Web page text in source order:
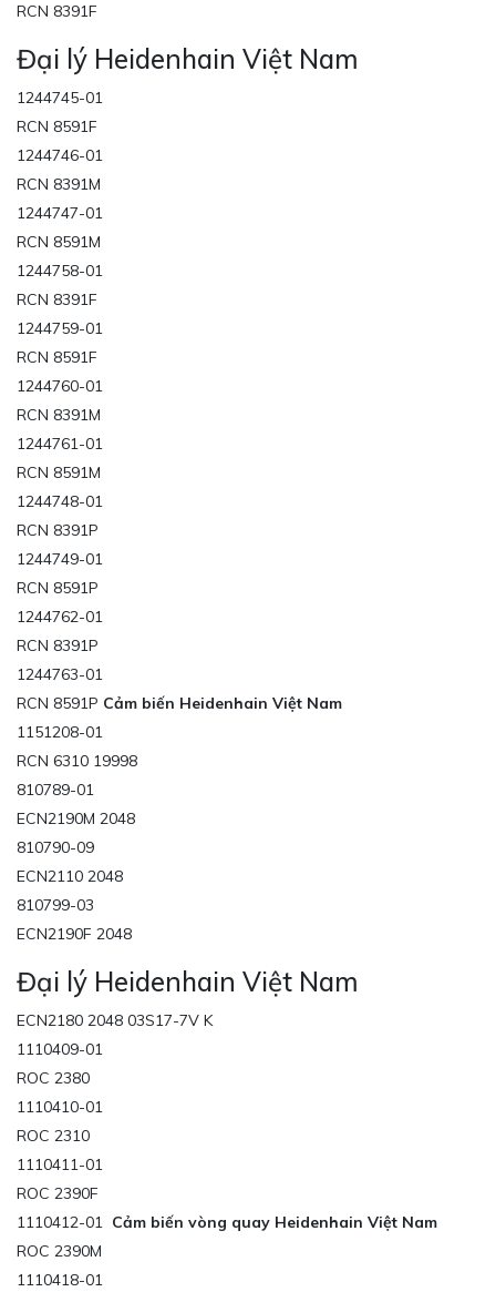
RCN 8391F
Đại lý Heidenhain Việt Nam
1244745-01
RCN 8591F
1244746-01
RCN 8391M
1244747-01
RCN 8591M
1244758-01
RCN 8391F
1244759-01
RCN 8591F
1244760-01
RCN 8391M
1244761-01
RCN 8591M
1244748-01
RCN 8391P
1244749-01
RCN 8591P
1244762-01
RCN 8391P
1244763-01
RCN 8591P Cảm biến Heidenhain Việt Nam
1151208-01
RCN 6310 19998
810789-01
ECN2190M 2048
810790-09
ECN2110 2048
810799-03
ECN2190F 2048
Đại lý Heidenhain Việt Nam
ECN2180 2048 03S17-7V K
1110409-01
ROC 2380
1110410-01
ROC 2310
1110411-01
ROC 2390F
1110412-01 Cảm biến vòng quay Heidenhain Việt Nam
ROC 2390M
1110418-01